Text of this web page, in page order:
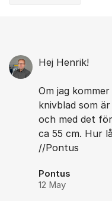
Hej Henrik!
Om jag
knivblad som
och med det
ca 55 cm. Hur
//Pontus
Pontus
12 May